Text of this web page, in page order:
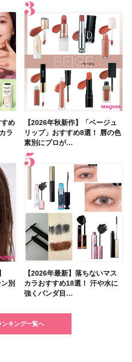
すめ
ラ
【2026年秋新作】「ベージュ
リップ」おすすめ8選！ 唇の色
素別にプロが…
別
【2026年最新】落ちないマス
カラおすすめ18選！ 汗や水に
強くパンダ目…
の
ス
【クリスマスコフレ2026】ク
リニークのホリデーコフレを一
挙紹介！ 人気…
＜
【2026夏】「洗顔料」ランキ
ングTOP5！＜マキアビューテ
ィーズが投票…
すめ
ラ
【2026年秋新作】「ベージュ
リップ」おすすめ8選！ 唇の色
素別にプロが…
別
【2026年最新】落ちないマス
カラおすすめ18選！ 汗や水に
強くパンダ目…
止
夏
【2026夏】「リップケア」ラ
ンキングTOP5！＜美容マニア
集団・マキア…
ー
！
【石井美保さん・50歳のボディ
ケア愛用品16選】首・手・バス
トのパーツケ…
ー
！
【板野友美さんの美活】「最
近、下の歯の矯正を再開したん
です」オーラルケア…
＜
【石井美保さんのおすすめお菓
子＆お茶10選】手土産にもぴっ
たり
型
ィ
【2026年夏】小顔に見えるボ
ブの髪型37選！ レイヤー・切
りっぱなしな…
・
ー
【2026年夏】透明感カラーの
髪色おすすめ20選！ ブリーチ
あり・なし別…
選】
ア
【無印良品】スキンケア×衣料
素材の最強タッグで実現！ 着
るだけで保湿でき…
お
イ
【読者プレゼント】羽の見えな
いハンディファン
「baramood」を3名様…
アイ
定
【セザンヌ】「ブライトカラー
シーラー」新色グリーンが8/7
に発売｜既存色…
】
先行販売でゲット🧡LUNASOL
アイカラーレーションN 23
Rosy…
ンキング一覧へ